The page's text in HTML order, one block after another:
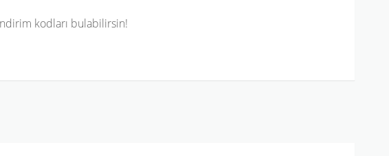
kodları bulabilirsin!